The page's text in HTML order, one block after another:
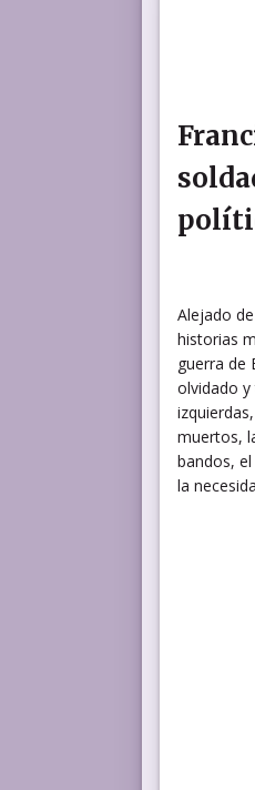
Alejado
historias
guerra de
olvidado y
muertos,
bandos,
la